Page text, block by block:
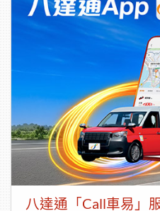
八達通「Call車易」